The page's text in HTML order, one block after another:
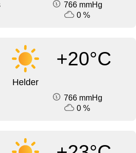
766 mmHg
0 %
+20°C
Helder
766 mmHg
0 %